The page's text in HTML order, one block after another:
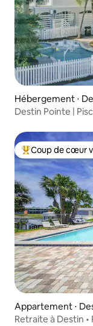
Hébergement ⋅
Destin Pointe |
Coups de cœur
Coup de cœur
Appartement ⋅
Retraite à Destin